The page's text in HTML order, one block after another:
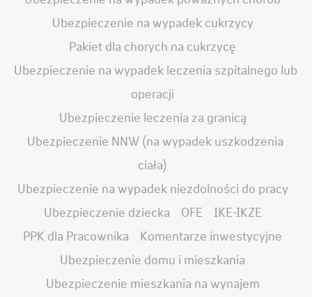
Ubezpieczenie na wypadek cukrzycy
Pakiet dla chorych na cukrzycę
Ubezpieczenie na wypadek leczenia szpitalnego lub
operacji
Ubezpieczenie leczenia za granicą
Ubezpieczenie NNW (na wypadek uszkodzenia
ciała)
Ubezpieczenie na wypadek niezdolności do pracy
Ubezpieczenie dziecka
OFE
IKE-IKZE
PPK dla Pracownika
Komentarze inwestycyjne
Ubezpieczenie domu i mieszkania
Ubezpieczenie mieszkania na wynajem